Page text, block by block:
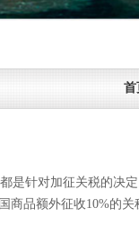
首
是针对加征关税的决
品额外征收10%的关